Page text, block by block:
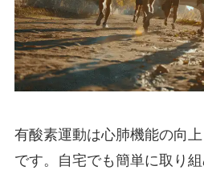
有酸素運動は心肺機能の向
です。自宅でも簡単に取り